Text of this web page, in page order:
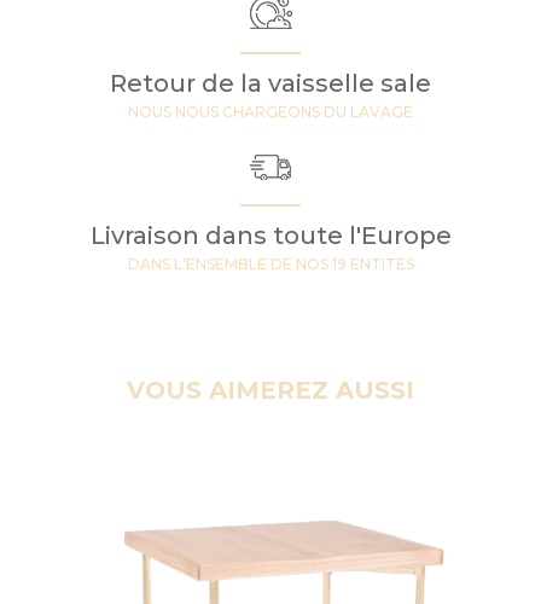
Retour de la vaisselle sale
NOUS NOUS CHARGEONS DU LAVAGE
Livraison dans toute l'Europe
DANS L'ENSEMBLE DE NOS 19 ENTITES
VOUS AIMEREZ AUSSI